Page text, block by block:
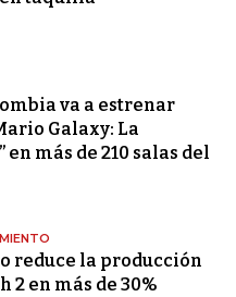
va a estrenar
Galaxy: La
en más de 210 salas del
reduce la producción
2 en más de 30%